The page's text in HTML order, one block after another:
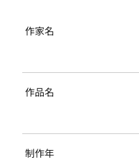
作家名
作品名
制作年